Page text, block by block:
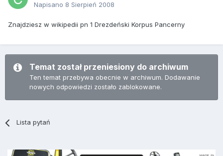
Napisano 8 Sierpień 2008
Znajdziesz w wikipedii pn 1 Drezdeński Korpus Pancerny
Temat został przeniesiony do archiwum
Ten temat przebywa obecnie w archiwum. Dodawanie
nowych odpowiedzi zostało zablokowane.
Lista pytań